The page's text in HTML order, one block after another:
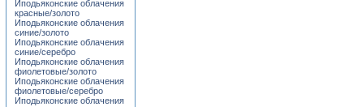
Иподьяконские облачения
красные/золото
Иподьяконские облачения
синие/золото
Иподьяконские облачения
синие/серебро
Иподьяконские облачения
фиолетовые/золото
Иподьяконские облачения
фиолетовые/серебро
Иподьяконские облачения